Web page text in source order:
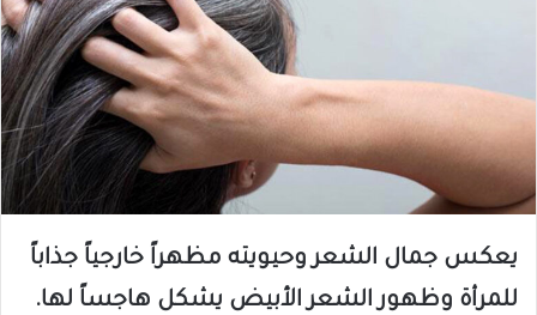
يعكس جمال الشعر وحيويته مظهراً خارجياً جذاباً
للمرأة وظهور الشعر الأبيض يشكل هاجساً لها.